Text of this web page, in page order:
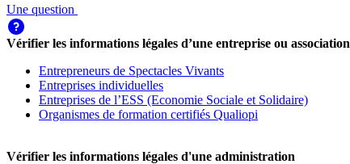
Une question
Vérifier les informations légales d’une entreprise ou association
Entrepreneurs de Spectacles Vivants
Entreprises individuelles
Entreprises de l’ESS (Economie Sociale et Solidaire)
Organismes de formation certifiés Qualiopi
Vérifier les informations légales d'une administration